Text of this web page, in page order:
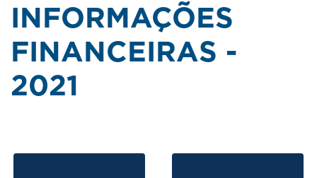
INFORMAÇÕES
FINANCEIRAS -
2021